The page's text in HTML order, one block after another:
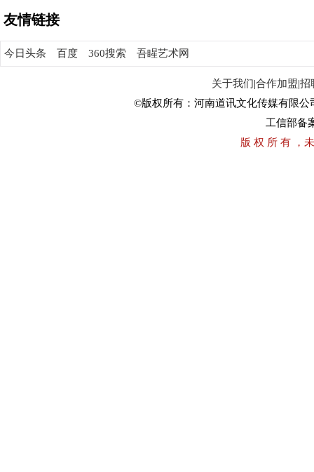
友情链接
今日头条 百度 360搜索 吾睲艺术网
关于我们|合作加盟|招
©版权所有：河南道讯文化传媒有限
工信部备
版 权 所 有 ，